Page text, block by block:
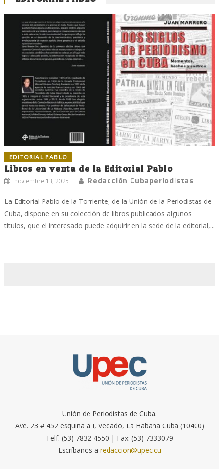
EDITORIAL PABLO
Libros en venta de la Editorial Pablo
noviembre 13, 2025 Redacción Cubaperiodistas
La Editorial Pablo de la Torriente, de la Unión de la Periodistas de
Cuba, dispone en su colección de libros publicados algunos
títulos, que el interesado puede adquirir en la sede de la editorial,...
Unión de Periodistas de Cuba.
Ave. 23 # 452 esquina a I, Vedado, La Habana Cuba (10400)
Telf. (53) 7832 4550 | Fax: (53) 7333079
Escríbanos a redaccion@upec.cu